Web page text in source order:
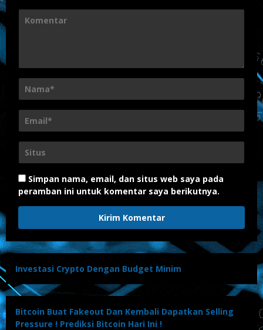
Simpan nama, email, dan situs web saya pada
peramban ini untuk komentar saya berikutnya.
Investasi Crypto Dengan Budget Minim
Bitcoin Buat Fakeout Dan Kembali Dapatkan Selling
Pressure ! Prediksi Bitcoin Hari Ini !